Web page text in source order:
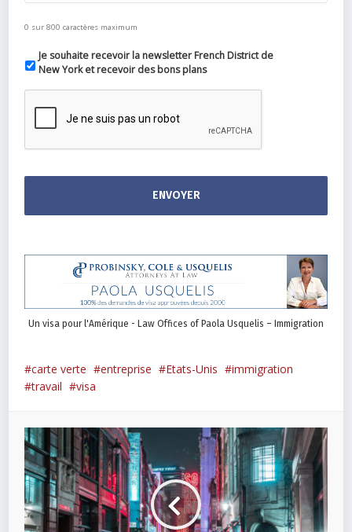
0 sur 800 caractères maximum
Je souhaite recevoir la newsletter French District de
New York et recevoir des bons plans
Un visa pour l'Amérique - Law Offices of Paola Usquelis – Immigration
carte verte entreprise Etats-Unis
immigration
travail
visa